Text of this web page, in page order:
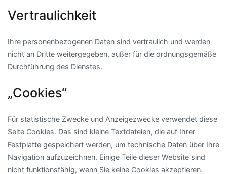
Vertraulichkeit
Ihre personenbezogenen Daten sind vertraulich und werden
nicht an Dritte weitergegeben, außer für die ordnungsgemäße
Durchführung des Dienstes.
„Cookies“
Für statistische Zwecke und Anzeigezwecke verwendet diese
Seite Cookies. Das sind kleine Textdateien, die auf Ihrer
Festplatte gespeichert werden, um technische Daten über Ihre
Navigation aufzuzeichnen. Einige Teile dieser Website sind
nicht funktionsfähig, wenn Sie keine Cookies akzeptieren.